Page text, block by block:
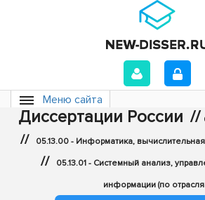
Меню сайта
Диссертации России //
// 05.13.00 - Информатика,
// 05.13.01 - Системный анализ,
информации (по